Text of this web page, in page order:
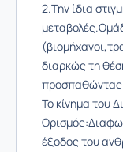
2.Tην ίδια
διαρκώς τη
προσπαθώντας
Το κίνημα του
έξοδος του